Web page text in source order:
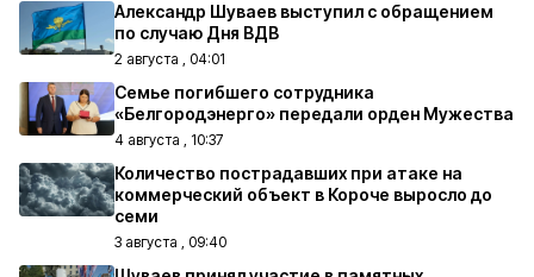
Александр Шуваев выступил с обращением
по случаю Дня ВДВ
2 августа , 04:01
Семье погибшего сотрудника
«Белгородэнерго» передали орден Мужества
4 августа , 10:37
Количество пострадавших при атаке на
коммерческий объект в Короче выросло до
семи
3 августа , 09:40